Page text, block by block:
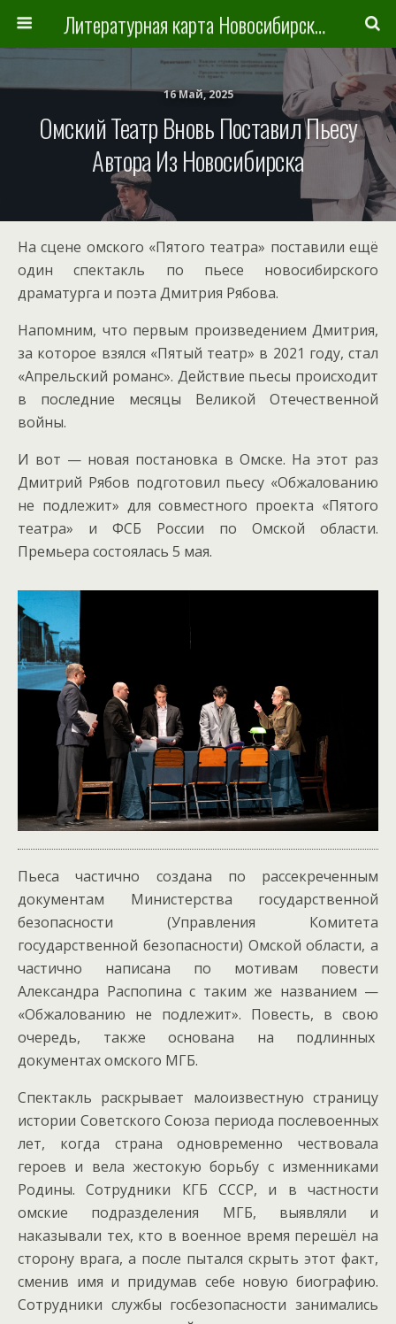
Литературная карта Новосибирска и Новосибирской области
16 Май, 2025
Омский Театр Вновь Поставил Пьесу
Автора Из Новосибирска
На сцене омского «Пятого театра» поставили ещё
один спектакль по пьесе новосибирского
драматурга и поэта Дмитрия Рябова.
Напомним, что первым произведением Дмитрия,
за которое взялся «Пятый театр» в 2021 году, стал
«Апрельский романс». Действие пьесы происходит
в последние месяцы Великой Отечественной
войны.
И вот — новая постановка в Омске. На этот раз
Дмитрий Рябов подготовил пьесу «Обжалованию
не подлежит» для совместного проекта «Пятого
театра» и ФСБ России по Омской области.
Премьера состоялась 5 мая.
Пьеса частично создана по рассекреченным
документам Министерства государственной
безопасности (Управления Комитета
государственной безопасности) Омской области, а
частично написана по мотивам повести
Александра Распопина с таким же названием —
«Обжалованию не подлежит». Повесть, в свою
очередь, также основана на подлинных
документах омского МГБ.
Спектакль раскрывает малоизвестную страницу
истории Советского Союза периода послевоенных
лет, когда страна одновременно чествовала
героев и вела жестокую борьбу с изменниками
Родины. Сотрудники КГБ СССР, и в частности
омские подразделения МГБ, выявляли и
наказывали тех, кто в военное время перешёл на
сторону врага, а после пытался скрыть этот факт,
сменив имя и придумав себе новую биографию.
Сотрудники службы госбезопасности занимались